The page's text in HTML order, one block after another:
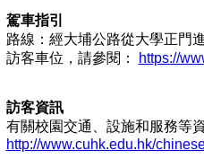
駕車指引
路線：經大埔公路從大學正門
訪客車位，請參閱：
https://
訪客資訊
有關校園交通、設施和服務等
http://www.cuhk.edu.hk/